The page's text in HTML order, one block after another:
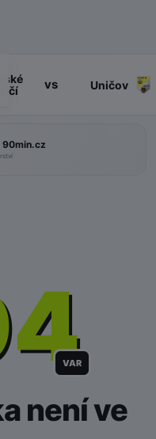
vs Uničov
90min.cz
VAR
není ve